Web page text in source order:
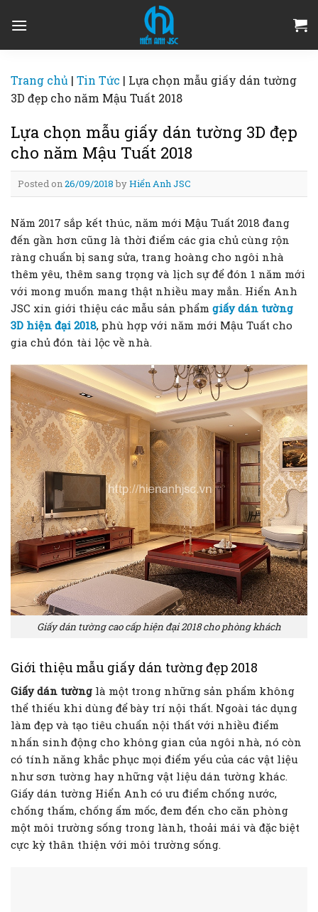
Trang chủ | Tin Tức | Lựa chọn mẫu giấy dán tường
3D đẹp cho năm Mậu Tuất 2018
Lựa chọn mẫu giấy dán tường 3D đẹp
cho năm Mậu Tuất 2018
Posted on26/09/2018 byHiển Anh JSC
Năm 2017 sắp kết thúc, năm mới Mậu Tuất 2018 đang
đến gần hơn cũng là thời điểm các gia chủ cùng rộn
ràng chuẩn bị sang sửa, trang hoàng cho ngôi nhà
thêm yêu, thêm sang trọng và lịch sự để đón 1 năm mới
với mong muốn mang thật nhiều may mắn. Hiển Anh
JSC xin giới thiệu các mẫu sản phẩm giấy dán tường
3D hiện đại 2018, phù hợp với năm mới Mậu Tuất cho
gia chủ đón tài lộc về nhà.
Giấy dán tường cao cấp hiện đại 2018 cho phòng khách
Giới thiệu mẫu giấy dán tường đẹp 2018
Giấy dán tường là một trong những sản phẩm không
thể thiếu khi dùng để bày trí nội thất. Ngoài tác dụng
làm đẹp và tạo tiêu chuẩn nội thất với nhiều điểm
nhấn sinh động cho không gian của ngôi nhà, nó còn
có tính năng khắc phục mọi điểm yếu của các vật liệu
như sơn tường hay những vật liệu dán tường khác.
Giấy dán tường Hiển Anh có ưu điểm chống nước,
chống thấm, chống ẩm mốc, đem đến cho căn phòng
một môi trường sống trong lành, thoải mái và đặc biệt
cực kỳ thân thiện với môi trường sống.